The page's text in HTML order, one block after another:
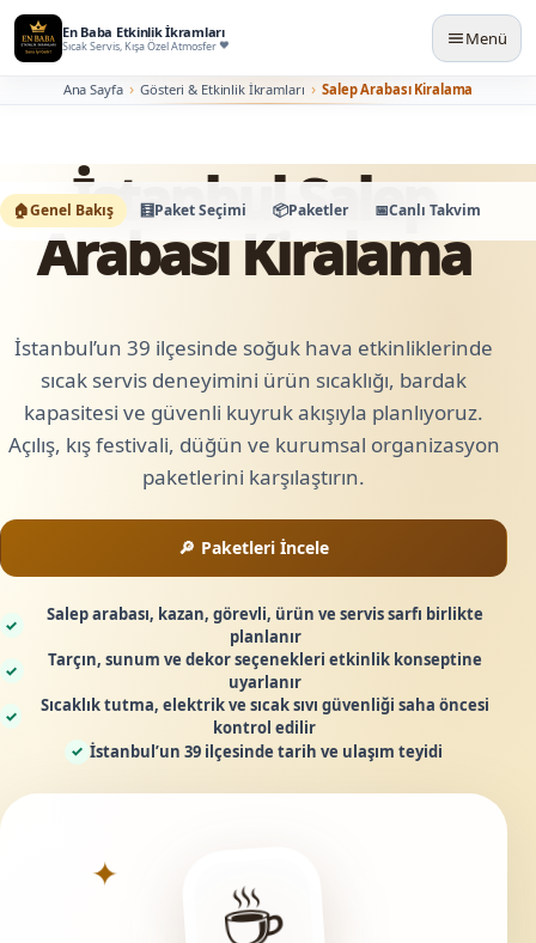
En Baba Etkinlik İkramları
Sıcak Servis, Kışa Özel Atmosfer Menü
Ana Sayfa Gösteri & Etkinlik İkramları Salep Arabası Kiralama
🏠Genel Bakış 🧮Paket Seçimi 📦Paketler 📅Canlı Takvim
İstanbul Salep
Arabası Kiralama
İstanbul’un 39 ilçesinde soğuk hava etkinliklerinde
sıcak servis deneyimini ürün sıcaklığı, bardak
kapasitesi ve güvenli kuyruk akışıyla planlıyoruz.
Açılış, kış festivali, düğün ve kurumsal organizasyon
paketlerini karşılaştırın.
Paketleri İncele
✓
Salep arabası, kazan, görevli, ürün ve servis sarfı birlikte
planlanır
✓
Tarçın, sunum ve dekor seçenekleri etkinlik konseptine
uyarlanır
✓
Sıcaklık tutma, elektrik ve sıcak sıvı güvenliği saha öncesi
kontrol edilir
✓ İstanbul’un 39 ilçesinde tarih ve ulaşım teyidi
☕
✦